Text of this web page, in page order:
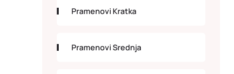
Pramenovi Kratka
Pramenovi Srednja